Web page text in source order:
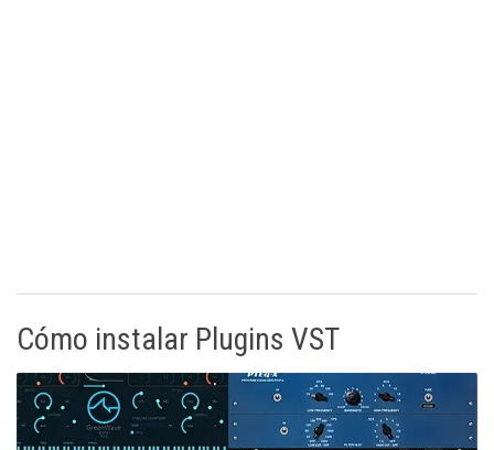
Cómo instalar Plugins VST